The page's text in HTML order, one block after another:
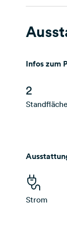
Infos zum
2
Strom